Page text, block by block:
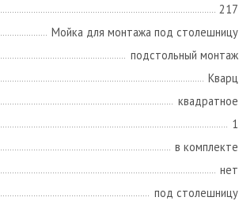
217
Мойка для монтажа под столешницу
подстольный монтаж
Кварц
квадратное
1
в комплекте
нет
под столешницу